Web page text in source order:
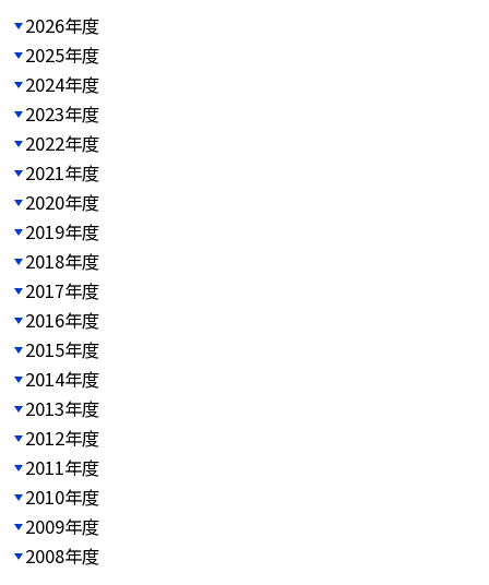
2026年度
2025年度
2024年度
2023年度
2022年度
2021年度
2020年度
2019年度
2018年度
2017年度
2016年度
2015年度
2014年度
2013年度
2012年度
2011年度
2010年度
2009年度
2008年度